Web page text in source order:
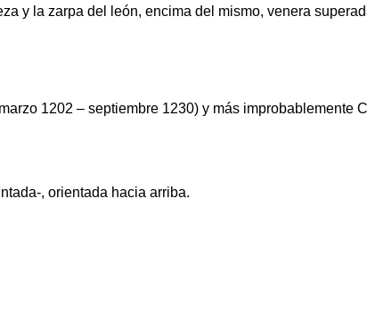
y la zarpa del león, encima del mismo, venera
1202 – septiembre 1230) y más improbablemente
, orientada hacia arriba.